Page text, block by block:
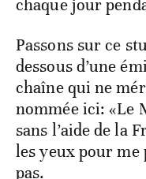
chaque jour
Passons sur ce
dessous d’une
chaîne qui ne
nommée ici: «Le
sans l’aide de la
les yeux pour me
pas.